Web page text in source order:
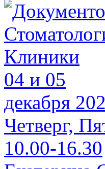
04 и 05
декабря
Четверг,
10.00-16.30